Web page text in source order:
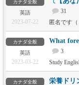
カナダ全般
英語
2023-07-22
31
匿名です（
カナダ全般
英語
2023-03-22
What
3
Study
カナダ全般 栄養ドリ